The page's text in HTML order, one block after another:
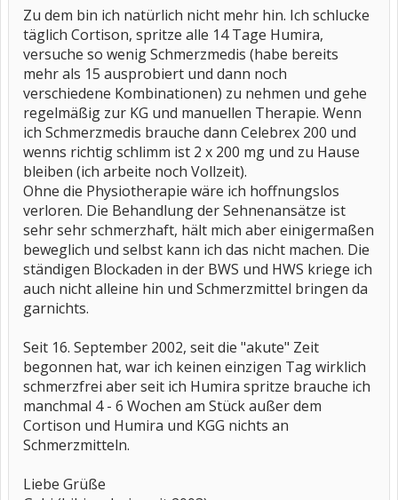
Zu dem bin ich natürlich nicht mehr hin. Ich schlucke
täglich Cortison, spritze alle 14 Tage Humira,
versuche so wenig Schmerzmedis (habe bereits
mehr als 15 ausprobiert und dann noch
verschiedene Kombinationen) zu nehmen und gehe
regelmäßig zur KG und manuellen Therapie. Wenn
ich Schmerzmedis brauche dann Celebrex 200 und
wenns richtig schlimm ist 2 x 200 mg und zu Hause
bleiben (ich arbeite noch Vollzeit).
Ohne die Physiotherapie wäre ich hoffnungslos
verloren. Die Behandlung der Sehnenansätze ist
sehr sehr schmerzhaft, hält mich aber einigermaßen
beweglich und selbst kann ich das nicht machen. Die
ständigen Blockaden in der BWS und HWS kriege ich
auch nicht alleine hin und Schmerzmittel bringen da
garnichts.
Seit 16. September 2002, seit die "akute" Zeit
begonnen hat, war ich keinen einzigen Tag wirklich
schmerzfrei aber seit ich Humira spritze brauche ich
manchmal 4 - 6 Wochen am Stück außer dem
Cortison und Humira und KGG nichts an
Schmerzmitteln.
Liebe Grüße